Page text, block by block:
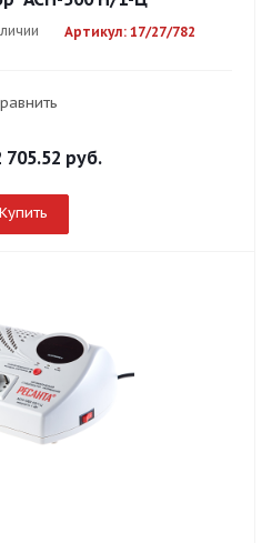
Артикул: 17/27/782
705.52 руб.
Купить